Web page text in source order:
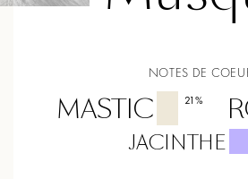
NOTES DE
MASTIC 21%
JACINTHE